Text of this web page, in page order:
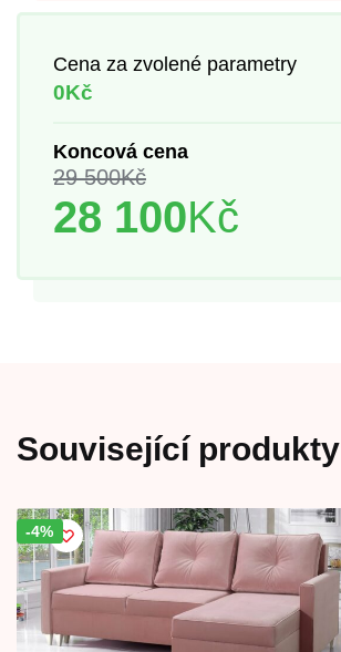
Cena za zvolené parametry
0Kč
Koncová cena
29 500Kč
28 100Kč
Související produkty
Sleva!
-4%